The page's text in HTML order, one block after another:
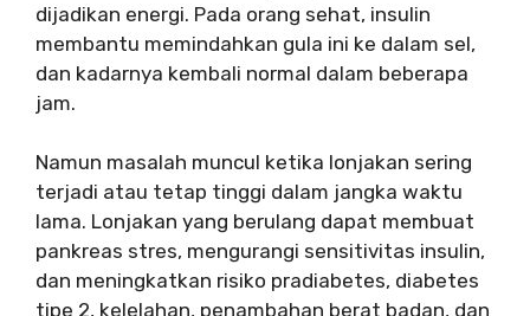
dijadikan energi. Pada orang sehat, insulin
membantu memindahkan gula ini ke dalam sel,
dan kadarnya kembali normal dalam beberapa
jam.
Namun masalah muncul ketika lonjakan sering
terjadi atau tetap tinggi dalam jangka waktu
lama. Lonjakan yang berulang dapat membuat
pankreas stres, mengurangi sensitivitas insulin,
dan meningkatkan risiko pradiabetes, diabetes
tipe 2, kelelahan, penambahan berat badan, dan